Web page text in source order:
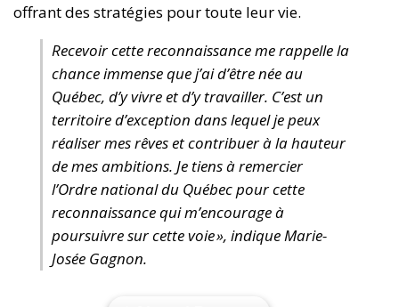
offrant des stratégies pour toute leur vie.
Recevoir cette reconnaissance me rappelle la
chance immense que j’ai d’être née au
Québec, d’y vivre et d’y travailler. C’est un
territoire d’exception dans lequel je peux
réaliser mes rêves et contribuer à la hauteur
de mes ambitions. Je tiens à remercier
l’Ordre national du Québec pour cette
reconnaissance qui m’encourage à
poursuivre sur cette voie », indique Marie-
Josée Gagnon.